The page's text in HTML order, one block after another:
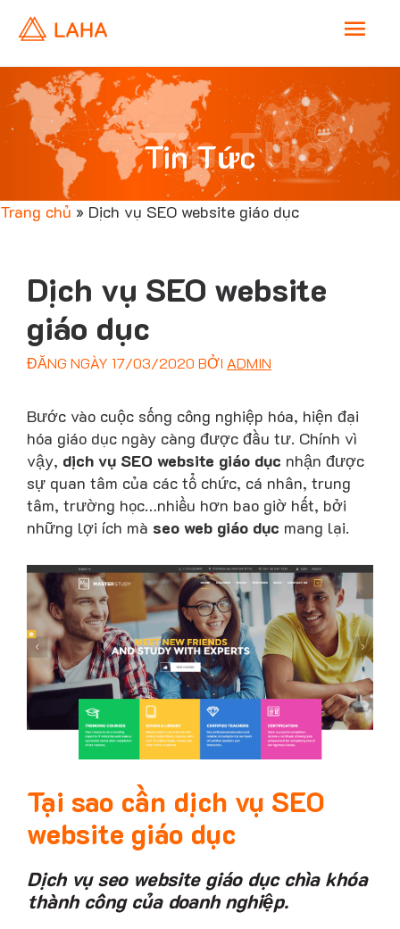
M
a
i
n
Trang chủ » Dịch vụ SEO website giáo dục
Tin Tức
Tin Tức
Dịch vụ SEO website
giáo dục
ĐĂNG NGÀY 17/03/2020 BỞI ADMIN
Bước vào cuộc sống công nghiệp hóa, hiện đại
hóa giáo dục ngày càng được đầu tư. Chính vì
vậy, dịch vụ SEO website giáo dục nhận được
sự quan tâm của các tổ chức, cá nhân, trung
tâm, trường học…nhiều hơn bao giờ hết, bởi
những lợi ích mà seo web giáo dục mang lại.
Tại sao cần dịch vụ SEO
website giáo dục
Dịch vụ seo website giáo dục chìa khóa
thành công của doanh nghiệp.